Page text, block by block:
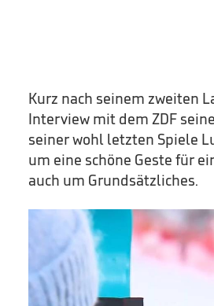
Kurz nach seinem zweiten
Interview mit dem ZDF
seiner wohl letzten Spiele
um eine schöne Geste für
auch um Grundsätzliches.